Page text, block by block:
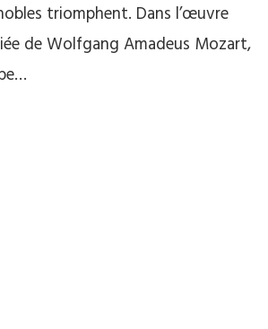
triomphent. Dans l’œuvre
de Wolfgang Amadeus Mozart,